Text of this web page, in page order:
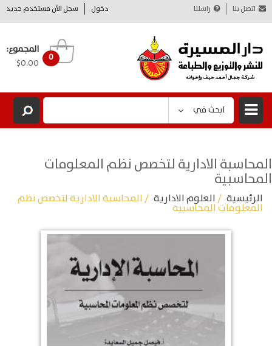
دخول سجل الآن مستخدم جديد اتصل بنا راسلنا
0
المجموع:
$0.00
ابحث في
المحاسبة الادارية لتخصص نظم المعلومات
المحاسبية
الرئيسية /العلوم الادارية / المحاسبة الادارية لتخصص نظم
المعلومات المحاسبية